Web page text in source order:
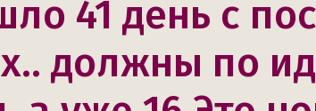
41 день с
должны по